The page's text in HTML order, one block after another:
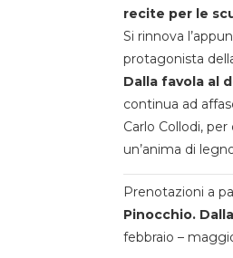
recite per le
Si rinnova
protagonista
Dalla favola al
continua ad
Carlo Collodi,
un’anima di
Prenotazioni a
Pinocchio.
febbraio –